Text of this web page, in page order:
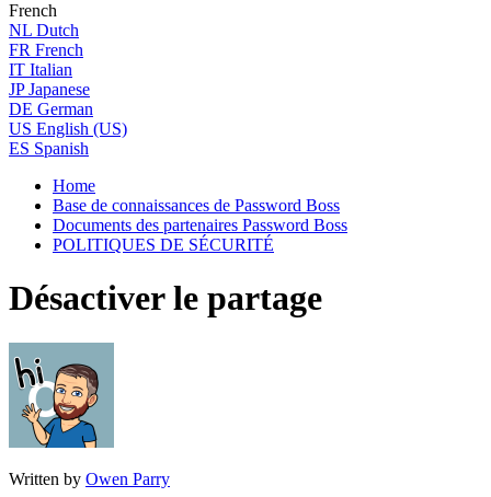
French
NL Dutch
FR French
IT Italian
JP Japanese
DE German
US English (US)
ES Spanish
Home
Base de connaissances de Password Boss
Documents des partenaires Password Boss
POLITIQUES DE SÉCURITÉ
Désactiver le partage
Written by Owen Parry